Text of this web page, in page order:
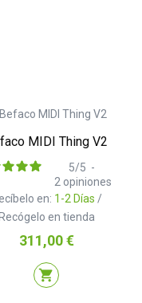
MIDI Thing V2
en: 1-2 Días /
Recógelo en tienda
5/5 -
2 opiniones
Precio
311,00 €
shopping_cart